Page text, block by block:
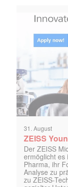
31. August
ZEISS
Der ZEISS
ermöglicht es
Pharma, ihr
Analyse zu
zu ZEISS-